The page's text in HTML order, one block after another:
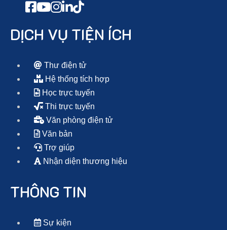
DỊCH VỤ TIỆN ÍCH
Thư điện tử
Hệ thống tích hợp
Học trực tuyến
Thi trực tuyến
Văn phòng điện tử
Văn bản
Trợ giúp
Nhận diện thương hiệu
THÔNG TIN
Sự kiện